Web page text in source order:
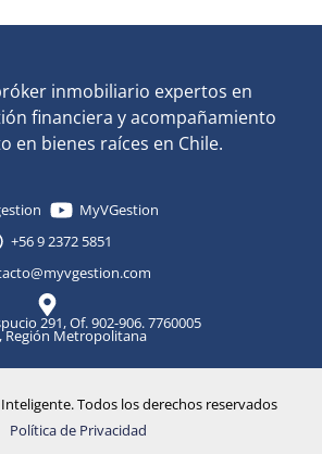
inmobiliario expertos en
financiera y acompañamiento
en bienes raíces en Chile.
MyVGestion
+56 9 2372 5851
291, Of. 902-906. 7760005
Región Metropolitana
Todos los derechos reservados
Política de Privacidad